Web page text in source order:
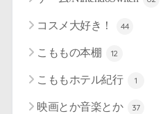
コスメ大好き！ 44
こももの本棚 12
こももホテル紀行 1
映画とか音楽とか 37